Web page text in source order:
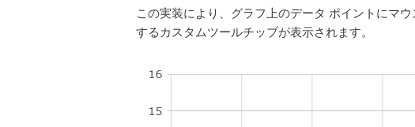
この実装により、グラフ上のデータ ポイントにマ
するカスタムツールチップが表示されます。